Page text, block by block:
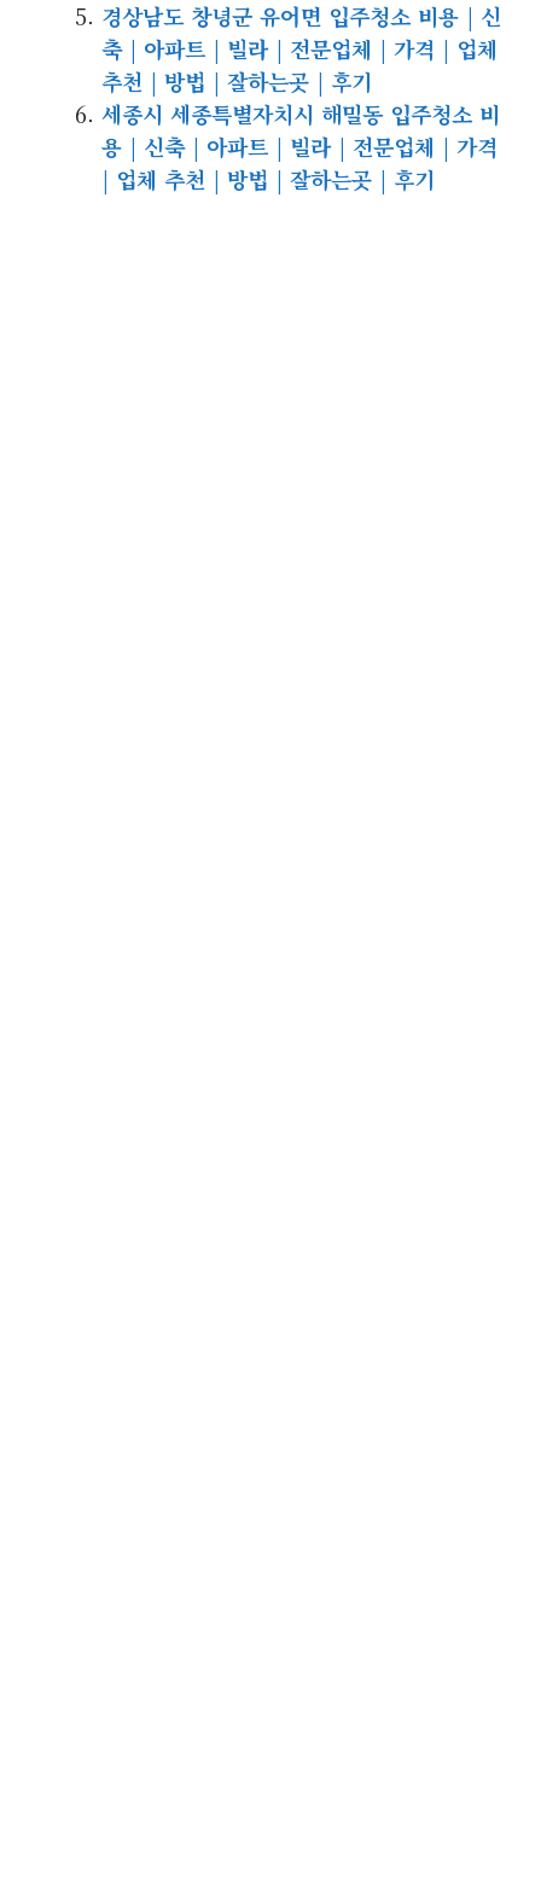
경상남도 창녕군 유어면 입주청소 비용 | 신
축 | 아파트 | 빌라 | 전문업체 | 가격 | 업체
추천 | 방법 | 잘하는곳 | 후기
세종시 세종특별자치시 해밀동 입주청소 비
용 | 신축 | 아파트 | 빌라 | 전문업체 | 가격
| 업체 추천 | 방법 | 잘하는곳 | 후기